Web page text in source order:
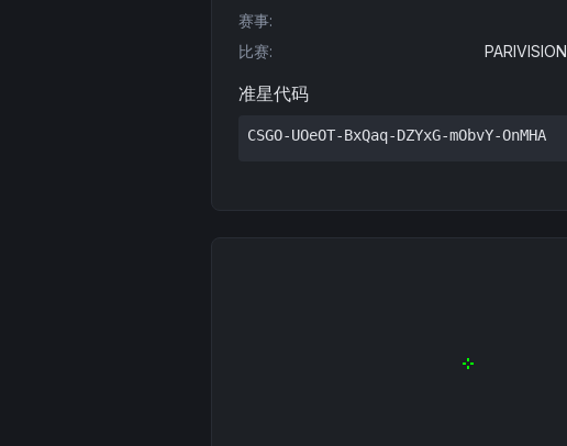
赛事:
比赛: PARIVISION
准星代码
CSGO-UOeOT-BxQaq-DZYxG-mObvY-OnMHA